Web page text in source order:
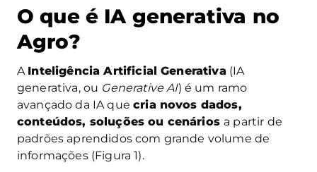
O que é IA generativa no
Agro?
A Inteligência Artificial Generativa(IA
generativa, ou Generative AI) é um ramo
avançado da IA quecria novos dados,
conteúdos, soluções ou cenários a partir de
padrões aprendidos com grande volume de
informações (Figura 1).